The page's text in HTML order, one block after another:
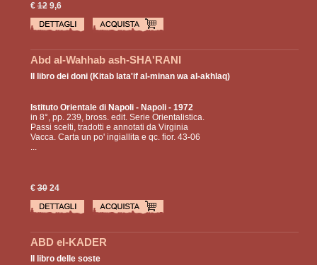
€129,6
Abd al-Wahhab ash-SHA'RANI
Il libro dei doni (Kitab lata'if al-minan wa al-akhlaq)
Istituto Orientale di Napoli- Napoli - 1972
in 8°, pp. 239, bross. edit. Serie Orientalistica.
Passi scelti, tradotti e annotati da Virginia
Vacca. Carta un po' ingiallita e qc. fior. 43-06
...
€3024
ABD el-KADER
Il libro delle soste